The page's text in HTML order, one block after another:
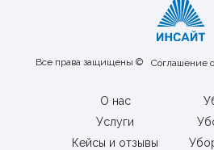
Все права защищены © Соглашение
О нас
Услуги
Кейсы и отзывы